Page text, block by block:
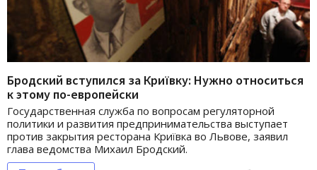
Бродский вступился за Криївку: Нужно относиться
к этому по-европейски
Государственная служба по вопросам регуляторной
политики и развития предпринимательства выступает
против закрытия ресторана Криївка во Львове, заявил
глава ведомства Михаил Бродский.